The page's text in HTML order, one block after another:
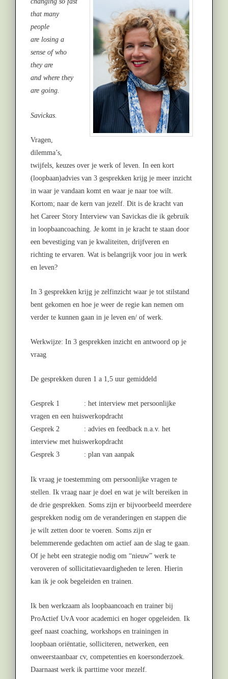
that many
people
are losing a
sense of who
they are
and where they
are going.
Savickas.
Vragen,
dilemma’s,
twijfels, keuzes over je werk of leven. In een kort
(loopbaan)advies van 3 gesprekken krijg je meer inzicht
in waar je vandaan komt en waar je naar toe wilt.
Kortom; naar de kern van jezelf. Dit is de kracht van
het Career Story Interview van Savickas die ik gebruik
in loopbaancoaching. Je komt in je kracht te staan door
een bevestiging van je kwaliteiten, drijfveren en
richting te ervaren. Wat is belangrijk voor jou in werk
en leven?
In 3 gesprekken krijg je zelfinzicht waar je tot stilstand
bent gekomen en hoe je weer de regie kan nemen om
verder te kunnen gaan in je leven en/ of werk.
Werkwijze: In 3 gesprekken inzicht en antwoord op je
vraag
De gesprekken duren 1 a 1,5 uur gemiddeld
Gesprek 1 : het interview met persoonlijke
vragen en een huiswerkopdracht
Gesprek 2 : advies en feedback n.a.v. het
interview met huiswerkopdracht
Gesprek 3 : plan van aanpak
Ik vraag je toestemming om persoonlijke vragen te
stellen. Ik vraag naar je doel en wat je wilt bereiken in
de drie gesprekken. Soms zijn er bijvoorbeeld meerdere
gesprekken nodig om de veranderingen en stappen die
je wilt zetten door te voeren. Soms zijn er
belemmerende gedachten om actief aan de slag te gaan.
Of je hebt een strategie nodig om “nieuw” werk te
veroveren of sollicitatievaardigheden te leren. Hierin
kan ik je ook begeleiden en trainen.
Ik ben werkzaam als loopbaancoach en trainer bij
ProActief UvA voor academici en hoger opgeleiden. Ik
geef naast coaching, workshops en trainingen in
loopbaan oriëntatie, solliciteren, netwerken, een
onweerstaanbaar cv, competenties en koersonderzoek.
Daarnaast werk ik parttime voor mezelf.